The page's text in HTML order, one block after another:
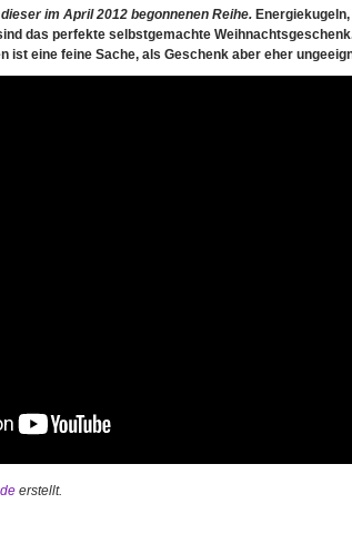
im April 2012 begonnenen Reihe.
das perfekte selbstgemachte
ist eine feine Sache, als Geschenk aber eher
erstellt.